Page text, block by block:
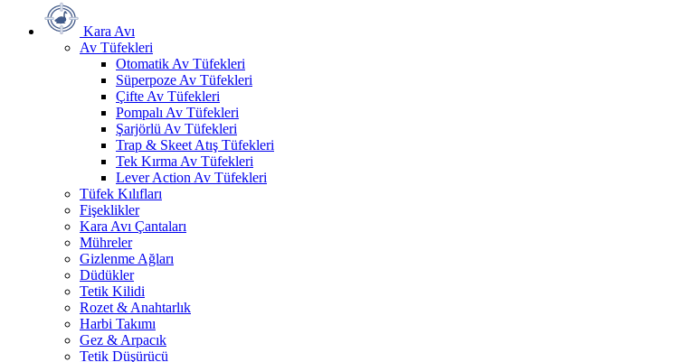
Kara Avı
Av Tüfekleri
Otomatik Av Tüfekleri
Süperpoze Av Tüfekleri
Çifte Av Tüfekleri
Pompalı Av Tüfekleri
Şarjörlü Av Tüfekleri
Trap & Skeet Atış Tüfekleri
Tek Kırma Av Tüfekleri
Lever Action Av Tüfekleri
Tüfek Kılıfları
Fişeklikler
Kara Avı Çantaları
Mühreler
Gizlenme Ağları
Düdükler
Tetik Kilidi
Rozet & Anahtarlık
Harbi Takımı
Gez & Arpacık
Tetik Düşürücü